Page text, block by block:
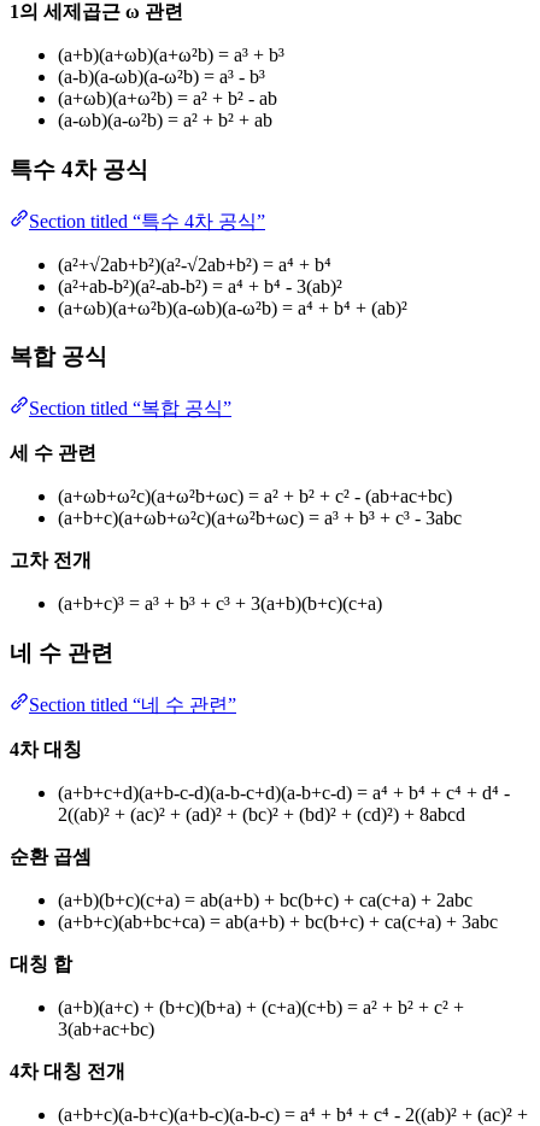
1의 세제곱근 ω 관련
(a+b)(a+ωb)(a+ω²b) = a³ + b³
(a-b)(a-ωb)(a-ω²b) = a³ - b³
(a+ωb)(a+ω²b) = a² + b² - ab
(a-ωb)(a-ω²b) = a² + b² + ab
특수 4차 공식
Section titled “특수 4차 공식”
(a²+√2ab+b²)(a²-√2ab+b²) = a⁴ + b⁴
(a²+ab-b²)(a²-ab-b²) = a⁴ + b⁴ - 3(ab)²
(a+ωb)(a+ω²b)(a-ωb)(a-ω²b) = a⁴ + b⁴ + (ab)²
복합 공식
Section titled “복합 공식”
세 수 관련
(a+ωb+ω²c)(a+ω²b+ωc) = a² + b² + c² - (ab+ac+bc)
(a+b+c)(a+ωb+ω²c)(a+ω²b+ωc) = a³ + b³ + c³ - 3abc
고차 전개
(a+b+c)³ = a³ + b³ + c³ + 3(a+b)(b+c)(c+a)
네 수 관련
Section titled “네 수 관련”
4차 대칭
(a+b+c+d)(a+b-c-d)(a-b-c+d)(a-b+c-d) = a⁴ + b⁴ + c⁴ + d⁴ -
2((ab)² + (ac)² + (ad)² + (bc)² + (bd)² + (cd)²) + 8abcd
순환 곱셈
(a+b)(b+c)(c+a) = ab(a+b) + bc(b+c) + ca(c+a) + 2abc
(a+b+c)(ab+bc+ca) = ab(a+b) + bc(b+c) + ca(c+a) + 3abc
대칭 합
(a+b)(a+c) + (b+c)(b+a) + (c+a)(c+b) = a² + b² + c² +
3(ab+ac+bc)
4차 대칭 전개
(a+b+c)(a-b+c)(a+b-c)(a-b-c) = a⁴ + b⁴ + c⁴ - 2((ab)² + (ac)² +